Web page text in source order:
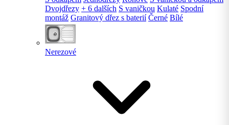
Dvojdřezy + 6 dalších S vaničkou Kulaté Spodní
montáž Granitový dřez s baterií Černé Bílé
Nerezové